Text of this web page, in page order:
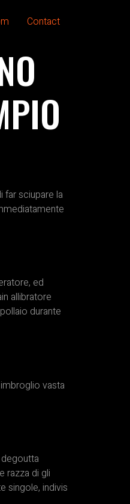
Contact
sciupare la
ed
allibratore
durante
vasta
razza di gli
singole, indivis